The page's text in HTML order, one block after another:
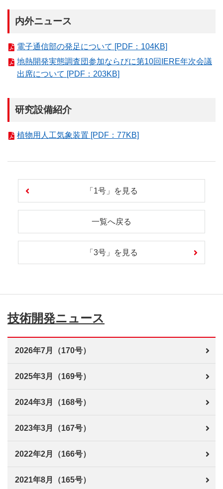
内外ニュース
電子通信部の発足について [PDF：104KB]
地熱開発実態調査団参加ならびに第10回IERE年次会議
出席について [PDF：203KB]
研究設備紹介
植物用人工気象装置 [PDF：77KB]
「1号」を見る
一覧へ戻る
「3号」を見る
技術開発ニュース
2026年7月（170号）
2025年3月（169号）
2024年3月（168号）
2023年3月（167号）
2022年2月（166号）
2021年8月（165号）